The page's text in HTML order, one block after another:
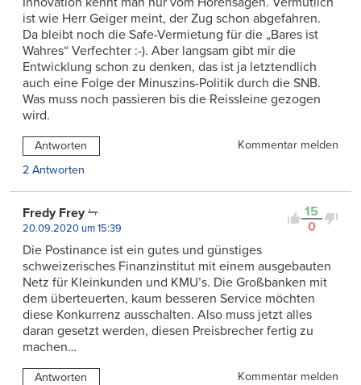
ist wie Herr Geiger meint, der Zug schon abgefahren.
Da bleibt noch die Safe-Vermietung für die „Bares ist
Wahres“ Verfechter :-). Aber langsam gibt mir die
Entwicklung schon zu denken, das ist ja letztendlich
auch eine Folge der Minuszins-Politik durch die SNB.
Was muss noch passieren bis die Reissleine gezogen
wird.
Antworten
Kommentar melden
2 Antworten
15
0
Fredy Frey
20.09.2020 um 15:39
Die Postinance ist ein gutes und günstiges
schweizerisches Finanzinstitut mit einem ausgebauten
Netz für Kleinkunden und KMU’s. Die Großbanken mit
dem überteuerten, kaum besseren Service möchten
diese Konkurrenz ausschalten. Also muss jetzt alles
daran gesetzt werden, diesen Preisbrecher fertig zu
machen…
Antworten Kommentar melden